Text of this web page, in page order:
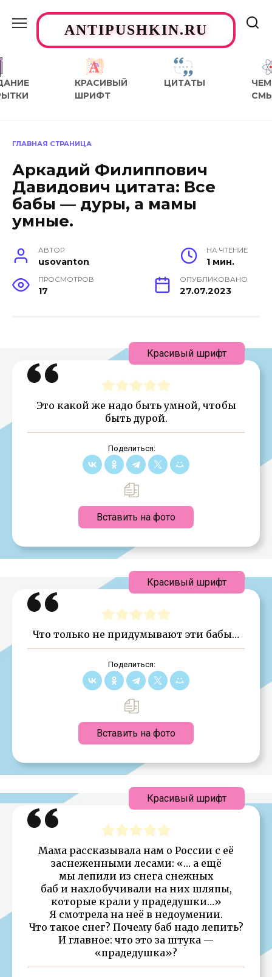
содержаниюANTIPUSHKIN.RU
КРАСИВЫЙ
ШРИФТ
ЦИТАТЫ
ЧЕМ
ГЛАВНАЯ СТРАНИЦА
Аркадий Филиппович
Давидович цитата: Все
бабы — дуры, а мамы
умные.
АВТОР
usovanton
НА ЧТЕНИЕ
1 мин.
ПРОСМОТРОВ
17
ОПУБЛИКОВАНО
27.07.2023
Это какой же надо быть умной, чтобы
быть дурой.
Поделиться:
Вставить на фото
Красивый шрифт
Что только не придумывают эти бабы…
Поделиться:
Вставить на фото
Красивый шрифт
Мама рассказывала нам о России с её
заснеженными лесами: «… а ещё
мы лепили из снега снежных
баб и нахлобучивали на них шляпы,
которые крали у прадедушки…»
Я смотрела на неё в недоумении.
Что такое снег? Почему баб надо лепить?
И главное: что это за штука —
«прадедушка»?
Красивый шрифт